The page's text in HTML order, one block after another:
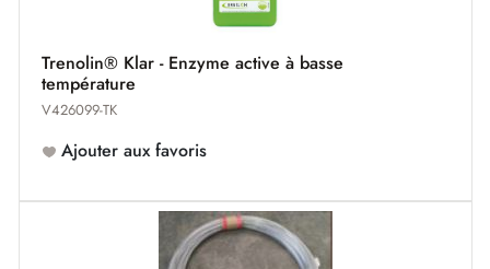
Trenolin® Klar - Enzyme active à basse
température
V426099-TK
Ajouter aux favoris